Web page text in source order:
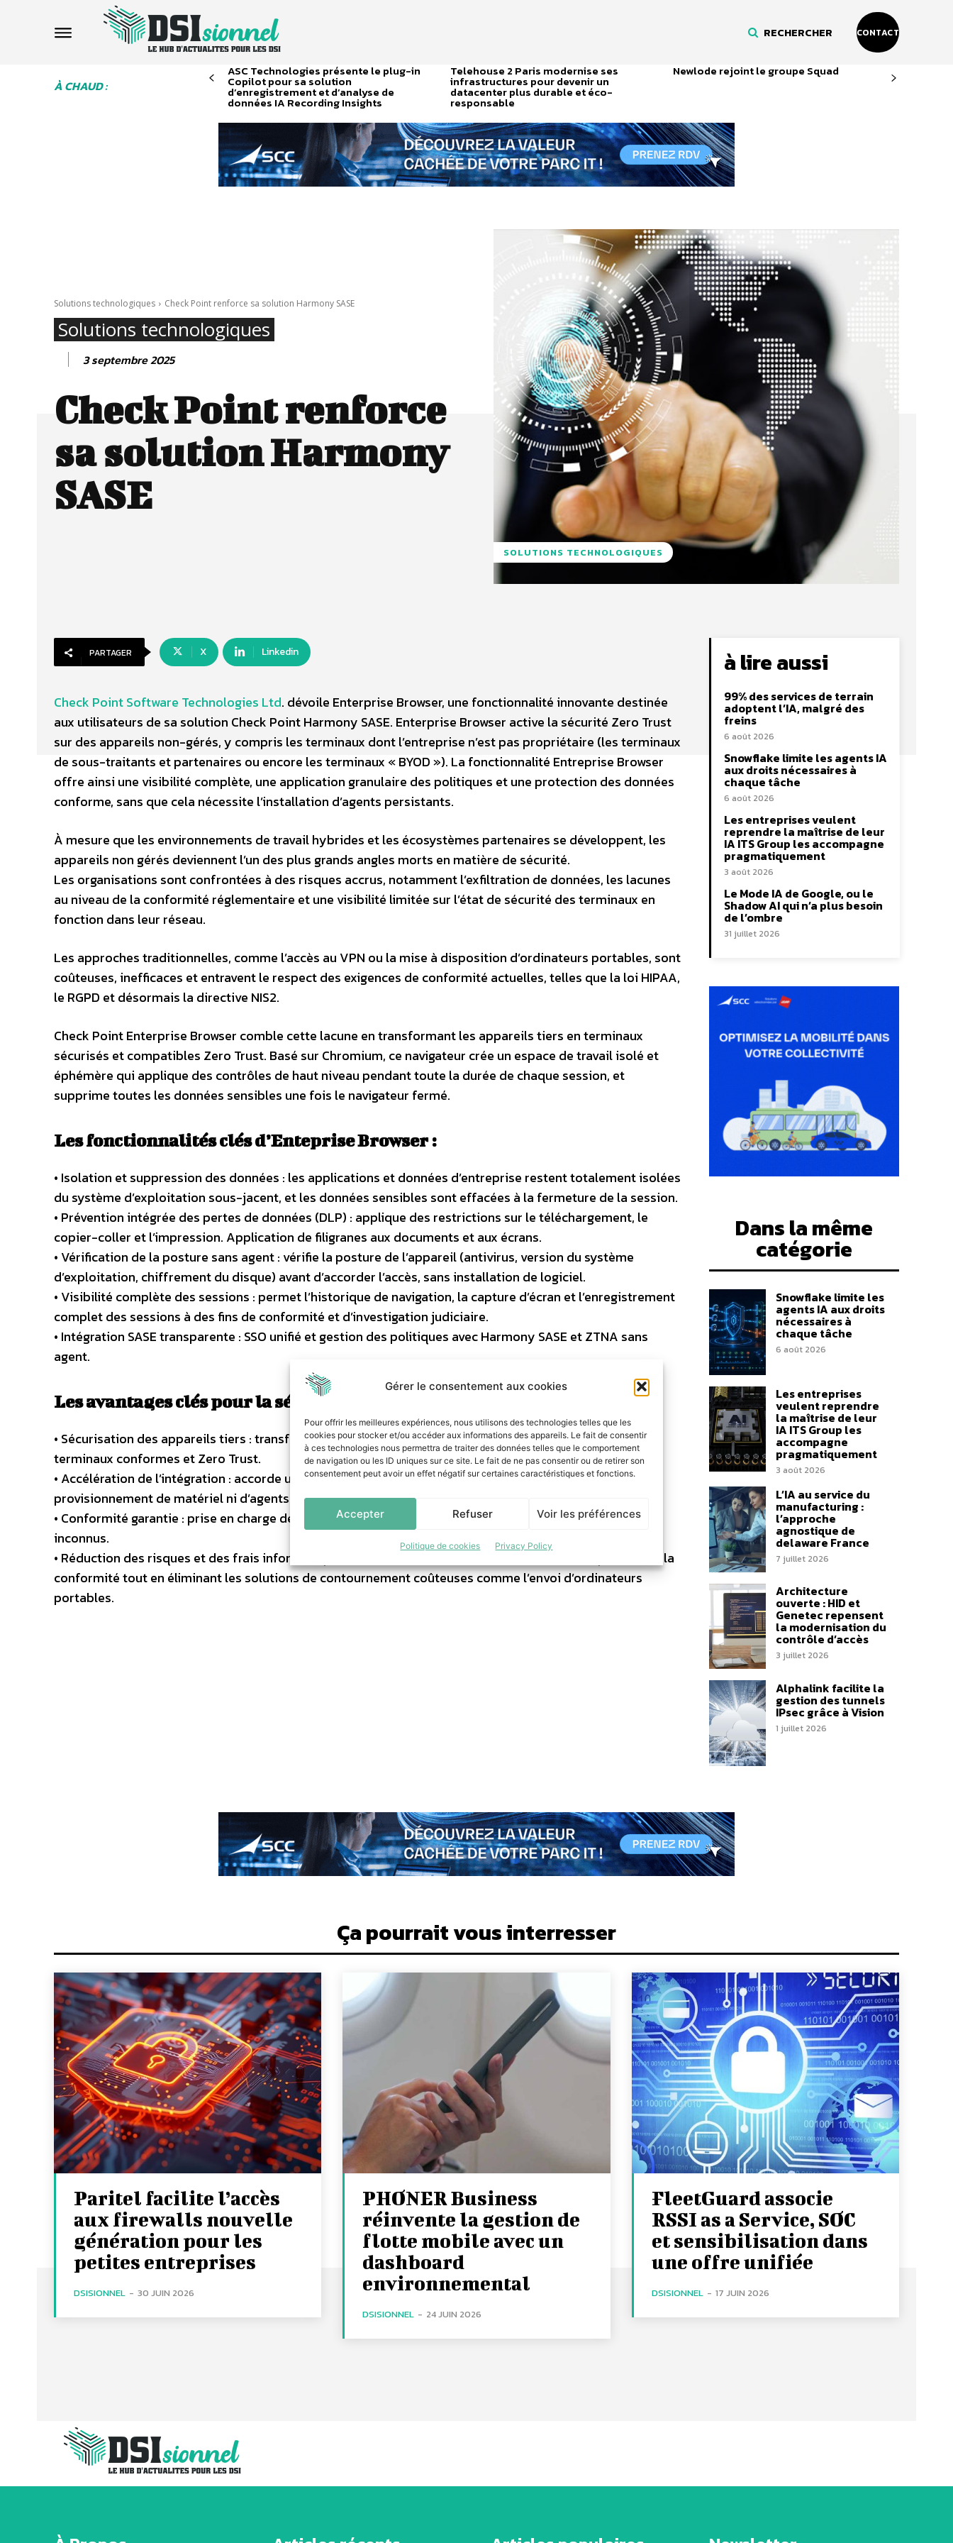
Gérer le consentement aux cookies
Pour offrir les meilleures expériences, nous utilisons des technologies telles que les
cookies pour stocker et/ou accéder aux informations des appareils. Le fait de consentir
à ces technologies nous permettra de traiter des données telles que le comportement
de navigation ou les ID uniques sur ce site. Le fait de ne pas consentir ou de retirer son
consentement peut avoir un effet négatif sur certaines caractéristiques et fonctions.
Accepter Refuser Voir les préférences
Politique de cookies Privacy Policy
RECHERCHER CONTACT
À CHAUD :
ASC Technologies présente le plug-in
Copilot pour sa solution
d’enregistrement et d’analyse de
données IA Recording Insights
Telehouse 2 Paris modernise ses
infrastructures pour devenir un
datacenter plus durable et éco-
responsable
Newlode rejoint le groupe Squad
Solutions technologiques Check Point renforce sa solution Harmony SASE
Solutions technologiques
3 septembre 2025
Check Point renforce
sa solution Harmony
SASE
SOLUTIONS TECHNOLOGIQUES
PARTAGER X Linkedin
Check Point Software Technologies Ltd. dévoile Enterprise Browser, une fonctionnalité innovante destinée
aux utilisateurs de sa solution Check Point Harmony SASE. Enterprise Browser active la sécurité Zero Trust
sur des appareils non-gérés, y compris les terminaux dont l’entreprise n’est pas propriétaire (les terminaux
de sous-traitants et partenaires ou encore les terminaux « BYOD »). La fonctionnalité Entreprise Browser
offre ainsi une visibilité complète, une application granulaire des politiques et une protection des données
conforme, sans que cela nécessite l’installation d’agents persistants.
À mesure que les environnements de travail hybrides et les écosystèmes partenaires se développent, les
appareils non gérés deviennent l’un des plus grands angles morts en matière de sécurité.
Les organisations sont confrontées à des risques accrus, notamment l’exfiltration de données, les lacunes
au niveau de la conformité réglementaire et une visibilité limitée sur l’état de sécurité des terminaux en
fonction dans leur réseau.
Les approches traditionnelles, comme l’accès au VPN ou la mise à disposition d’ordinateurs portables, sont
coûteuses, inefficaces et entravent le respect des exigences de conformité actuelles, telles que la loi HIPAA,
le RGPD et désormais la directive NIS2.
Check Point Enterprise Browser comble cette lacune en transformant les appareils tiers en terminaux
sécurisés et compatibles Zero Trust. Basé sur Chromium, ce navigateur crée un espace de travail isolé et
éphémère qui applique des contrôles de haut niveau pendant toute la durée de chaque session, et
supprime toutes les données sensibles une fois le navigateur fermé.
Les fonctionnalités clés d’Enteprise Browser :
• Isolation et suppression des données : les applications et données d’entreprise restent totalement isolées
du système d’exploitation sous-jacent, et les données sensibles sont effacées à la fermeture de la session.
• Prévention intégrée des pertes de données (DLP) : applique des restrictions sur le téléchargement, le
copier-coller et l’impression. Application de filigranes aux documents et aux écrans.
• Vérification de la posture sans agent : vérifie la posture de l’appareil (antivirus, version du système
d’exploitation, chiffrement du disque) avant d’accorder l’accès, sans installation de logiciel.
• Visibilité complète des sessions : permet l’historique de navigation, la capture d’écran et l’enregistrement
complet des sessions à des fins de conformité et d’investigation judiciaire.
• Intégration SASE transparente : SSO unifié et gestion des politiques avec Harmony SASE et ZTNA sans
agent.
Les avantages clés pour la sécurité et l’agilité de l’entreprise :
• Sécurisation des appareils tiers : transforme les ordinateurs portables BYOD et des sous-traitants en
terminaux conformes et Zero Trust.
• Accélération de l’intégration : accorde un accès sécurisé et immédiat aux utilisateurs tiers sans
provisionnement de matériel ni d’agents.
• Conformité garantie : prise en charge des exigences HIPAA, RGPD et NIS2, même sur les appareils
inconnus.
• Réduction des risques et des frais informatiques : prévient les menaces internes et les manquements à la
conformité tout en éliminant les solutions de contournement coûteuses comme l’envoi d’ordinateurs
portables.
à lire aussi
99% des services de terrain
adoptent l’IA, malgré des
freins
6 août 2026
Snowflake limite les agents IA
aux droits nécessaires à
chaque tâche
6 août 2026
Les entreprises veulent
reprendre la maîtrise de leur
IA ITS Group les accompagne
pragmatiquement
3 août 2026
Le Mode IA de Google, ou le
Shadow AI qui n’a plus besoin
de l’ombre
31 juillet 2026
Dans la même
catégorie
Snowflake limite les
agents IA aux droits
nécessaires à
chaque tâche
6 août 2026
Les entreprises
veulent reprendre
la maîtrise de leur
IA ITS Group les
accompagne
pragmatiquement
3 août 2026
L’IA au service du
manufacturing :
l’approche
agnostique de
delaware France
7 juillet 2026
Architecture
ouverte : HID et
Genetec repensent
la modernisation du
contrôle d’accès
3 juillet 2026
Alphalink facilite la
gestion des tunnels
IPsec grâce à Vision
1 juillet 2026
Ça pourrait vous interresser
Paritel facilite l’accès
aux firewalls nouvelle
génération pour les
petites entreprises
DSISIONNEL - 30 JUIN 2026
PHONER Business
réinvente la gestion de
flotte mobile avec un
dashboard
environnemental
DSISIONNEL - 24 JUIN 2026
FleetGuard associe
RSSI as a Service, SOC
et sensibilisation dans
une offre unifiée
DSISIONNEL - 17 JUIN 2026